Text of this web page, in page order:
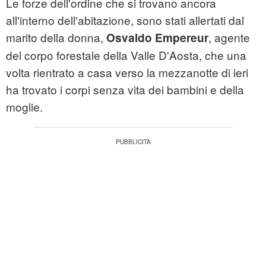
all'interno dell'abitazione, sono stati allertati dal
marito della donna, Osvaldo Empereur, agente
del corpo forestale della Valle D'Aosta, che una
volta rientrato a casa verso la mezzanotte di ieri
ha trovato i corpi senza vita dei bambini e della
moglie.